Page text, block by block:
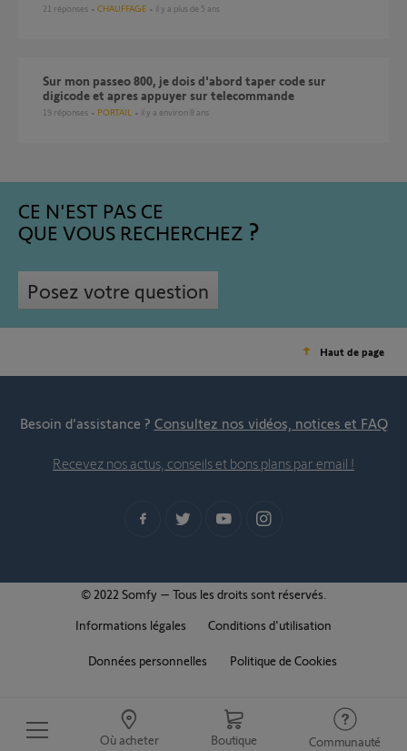
Où acheter Boutique Communauté
21 réponses CHAUFFAGE il y a plus de 5 ans
sur mon passeo 800, je dois d'abord taper code sur
digicode et apres appuyer sur telecommande
19 réponses PORTAIL il y a environ 8 ans
CE N'EST PAS CE
QUE VOUS RECHERCHEZ
Posez votre question
Haut de page
Besoin d’assistance ? Consultez nos vidéos, notices et FAQ
Recevez nos actus, conseils et bons plans par email !
© 2022 Somfy – Tous les droits sont réservés.
Informations légales
Conditions d'utilisation
Données personnelles Politique de Cookies